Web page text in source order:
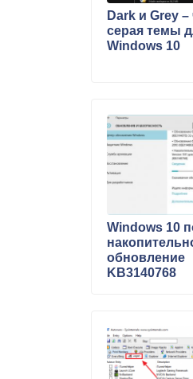
Dark и Grey
серая темы
Windows 10
Windows 10
обновление
KB3140768